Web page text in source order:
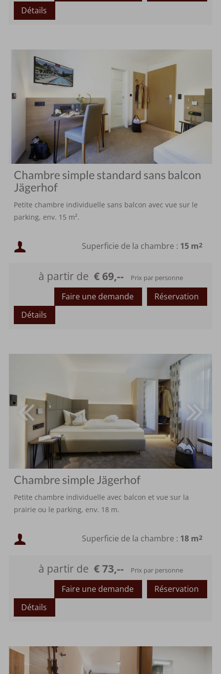
Détails
Chambre simple standard sans balcon
Jägerhof
Petite chambre individuelle sans balcon avec vue sur le
parking, env. 15 m².
Occupation minimale :
Occupation maximale :
Superficie de la chambre : 15 m2
à partir de € 69,-- Prix par personne
Réservation
Faire une demande
Détails
Chambre simple Jägerhof
Petite chambre individuelle avec balcon et vue sur la
prairie ou le parking, env. 18 m.
Occupation minimale :
Occupation maximale :
Superficie de la chambre : 18 m2
à partir de € 73,-- Prix par personne
Réservation
Faire une demande
Détails